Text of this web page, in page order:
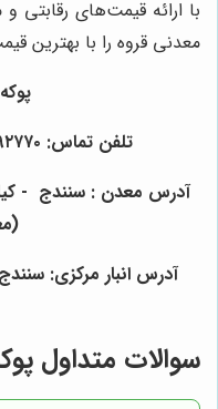
با ارائه قیمت‌های
معدنی قروه را با بهترین
تلفن تماس: ۰۹۱۸۵۳۹۲۷۷۰ - ۰۹۳۷۱۶۲۹۰۸۹
آدرس انبار مرکزی:
سوالات متداول